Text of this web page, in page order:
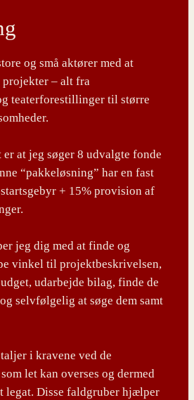
og små aktører med at
– alt fra
teaterforestillinger til større
at jeg søger 8 udvalgte fonde
“pakkeløsning” har en fast
+ 15% provision af
jeg dig med at finde og
vinkel til projektbeskrivelsen,
udarbejde bilag, finde de
selvfølgelig at søge dem samt
i kravene ved de
let kan overses og dermed
legat. Disse faldgruber hjælper